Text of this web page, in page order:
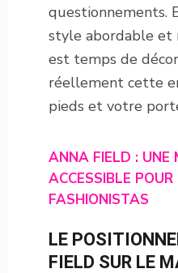
questionnements.
style abordable
est temps de
réellement cette
pieds et votre
ANNA FIELD : UNE
ACCESSIBLE
FASHIONISTAS
LE
FIELD SUR LE